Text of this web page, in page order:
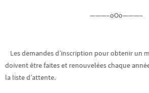
———–oOo———–
Les demandes d’inscription pour obtenir un
doivent être faites et renouvelées chaque
la liste d’attente.